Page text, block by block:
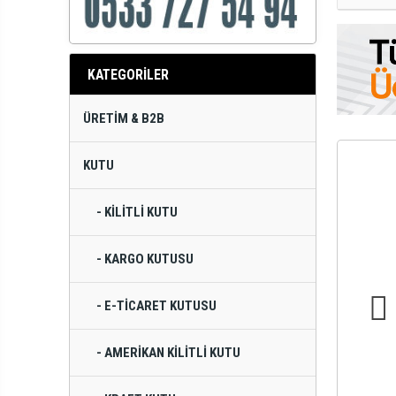
KATEGORİLER
ÜRETIM & B2B
KUTU
- KILITLI KUTU
- KARGO KUTUSU
- E-TICARET KUTUSU
- AMERIKAN KILITLI KUTU